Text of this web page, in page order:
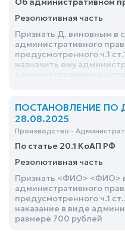
Резолютивная часть
Признать Д. виновным в
административного
предусмотренного ч.1
назначить ему
ПОСТАНОВЛЕНИЕ ПО
28.08.2025
Производство -
По статье 20.1 КоАП РФ
Резолютивная часть
Признать <ФИО> <ФИО>
административного
предусмотренного ч.1
наказание в виде
размере 700 рублей